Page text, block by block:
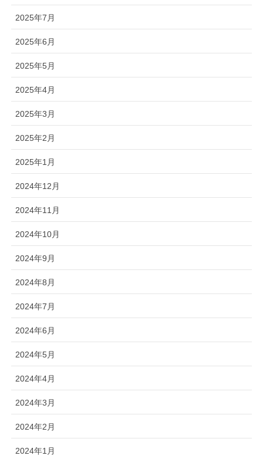
2025年7月
2025年6月
2025年5月
2025年4月
2025年3月
2025年2月
2025年1月
2024年12月
2024年11月
2024年10月
2024年9月
2024年8月
2024年7月
2024年6月
2024年5月
2024年4月
2024年3月
2024年2月
2024年1月